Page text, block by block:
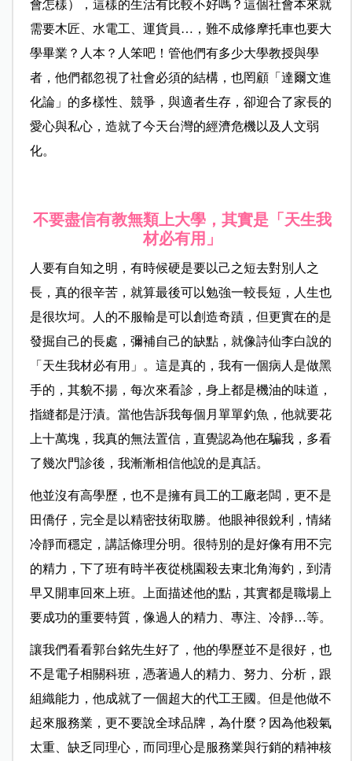
會怎樣），這樣的生活有比較不好嗎？這個社會本來就
需要木匠、水電工、運貨員…，難不成修摩托車也要大
學畢業？人本？人笨吧！管他們有多少大學教授與學
者，他們都忽視了社會必須的結構，也罔顧「達爾文進
化論」的多樣性、競爭，與適者生存，卻迎合了家長的
愛心與私心，造就了今天台灣的經濟危機以及人文弱
化。
不要盡信有教無類上大學，其實是「天生我
材必有用」
人要有自知之明，有時候硬是要以己之短去對別人之
長，真的很辛苦，就算最後可以勉強一較長短，人生也
是很坎坷。人的不服輸是可以創造奇蹟，但更實在的是
發掘自己的長處，彌補自己的缺點，就像詩仙李白說的
「天生我材必有用」。這是真的，我有一個病人是做黑
手的，其貌不揚，每次來看診，身上都是機油的味道，
指縫都是汙漬。當他告訴我每個月單單釣魚，他就要花
上十萬塊，我真的無法置信，直覺認為他在騙我，多看
了幾次門診後，我漸漸相信他說的是真話。
他並沒有高學歷，也不是擁有員工的工廠老闆，更不是
田僑仔，完全是以精密技術取勝。他眼神很銳利，情緒
冷靜而穩定，講話條理分明。很特別的是好像有用不完
的精力，下了班有時半夜從桃園殺去東北角海釣，到清
早又開車回來上班。上面描述他的點，其實都是職場上
要成功的重要特質，像過人的精力、專注、冷靜…等。
讓我們看看郭台銘先生好了，他的學歷並不是很好，也
不是電子相關科班，憑著過人的精力、努力、分析，跟
組織能力，他成就了一個超大的代工王國。但是他做不
起來服務業，更不要說全球品牌，為什麼？因為他殺氣
太重、缺乏同理心，而同理心是服務業與行銷的精神核